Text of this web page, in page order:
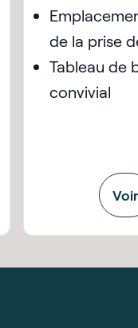
de la prise
Tableau de
convivial
Voir